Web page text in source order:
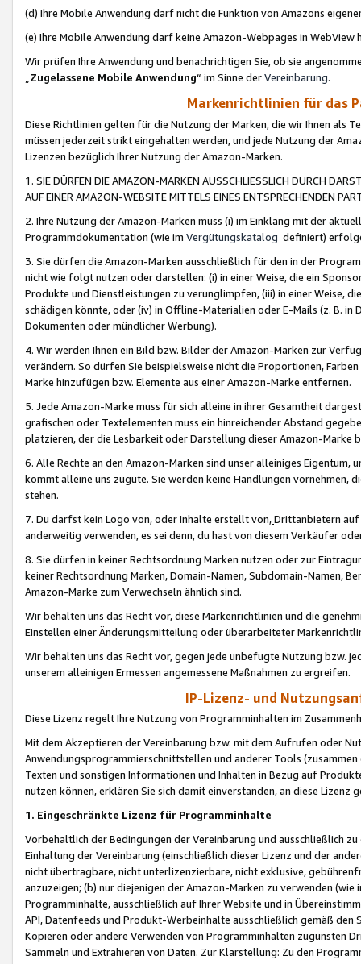
(d) Ihre Mobile Anwendung darf nicht die Funktion von Amazons
(e) Ihre Mobile Anwendung darf keine Amazon-Webpages in WebView
Wir prüfen Ihre Anwendung und benachrichtigen Sie, ob sie
„Zugelassene Mobile Anwendung“ im Sinne derVereinbarung.
Markenrichtlinien für das
Diese Richtlinien gelten für die Nutzung der Marken, die wir Ihnen als
müssen jederzeit strikt eingehalten werden, und jede Nutzung der
Lizenzen bezüglich Ihrer Nutzung der Amazon-Marken.
1. SIE DÜRFEN DIE AMAZON-MARKEN AUSSCHLIESSLICH DURCH
AUF EINER AMAZON-WEBSITE MITTELS EINES ENTSPRECHENDEN
2. Ihre Nutzung der Amazon-Marken muss (i) im Einklang mit der
Programmdokumentation (wie im Vergütungskatalog definiert)
3. Sie dürfen die Amazon-Marken ausschließlich für den in der
nicht wie folgt nutzen oder darstellen: (i) in einer Weise, die ein
Produkte und Dienstleistungen zu verunglimpfen, (iii) in einer Weise,
schädigen könnte, oder (iv) in Offline-Materialien oder E-Mails (z. B. in
Dokumenten oder mündlicher Werbung).
4. Wir werden Ihnen ein Bild bzw. Bilder der Amazon-Marken zur
verändern. So dürfen Sie beispielsweise nicht die Proportionen,
Marke hinzufügen bzw. Elemente aus einer Amazon-Marke entfernen.
5. Jede Amazon-Marke muss für sich alleine in ihrer Gesamtheit
grafischen oder Textelementen muss ein hinreichender Abstand
platzieren, der die Lesbarkeit oder Darstellung dieser Amazon-Marke
6. Alle Rechte an den Amazon-Marken sind unser alleiniges
kommt alleine uns zugute. Sie werden keine Handlungen vornehmen,
stehen.
7. Du darfst kein Logo von, oder Inhalte erstellt von,Drittanbietern auf
anderweitig verwenden, es sei denn, du hast von diesem Verkäufer
8. Sie dürfen in keiner Rechtsordnung Marken nutzen oder zur
keiner Rechtsordnung Marken, Domain-Namen, Subdomain-Namen,
Amazon-Marke zum Verwechseln ähnlich sind.
Wir behalten uns das Recht vor, diese Markenrichtlinien und die
Einstellen einer Änderungsmitteilung oder überarbeiteter
Wir behalten uns das Recht vor, gegen jede unbefugte Nutzung bzw.
unserem alleinigen Ermessen angemessene Maßnahmen zu ergreifen.
IP-Lizenz- und
Diese Lizenz regelt Ihre Nutzung von Programminhalten im
Mit dem Akzeptieren der Vereinbarung bzw. mit dem Aufrufen oder
Anwendungsprogrammierschnittstellen und anderer Tools (zusammen
Texten und sonstigen Informationen und Inhalten in Bezug auf
nutzen können, erklären Sie sich damit einverstanden, an diese Lizenz
1. Eingeschränkte Lizenz für Programminhalte
Vorbehaltlich der Bedingungen der Vereinbarung und ausschließlich
Einhaltung der Vereinbarung (einschließlich dieser Lizenz und der
nicht übertragbare, nicht unterlizenzierbare, nicht exklusive,
anzuzeigen; (b) nur diejenigen der Amazon-Marken zu verwenden
Programminhalte, ausschließlich auf Ihrer Website und in
API, Datenfeeds und Produkt-Werbeinhalte ausschließlich gemäß
Kopieren oder andere Verwenden von Programminhalten zugunsten
Sammeln und Extrahieren von Daten. Zur Klarstellung: Zu den